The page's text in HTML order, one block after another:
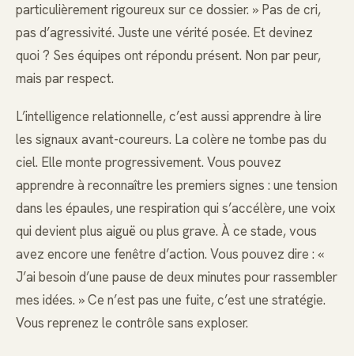
particulièrement rigoureux sur ce dossier. » Pas de cri,
pas d’agressivité. Juste une vérité posée. Et devinez
quoi ? Ses équipes ont répondu présent. Non par peur,
mais par respect.
L’intelligence relationnelle, c’est aussi apprendre à lire
les signaux avant-coureurs. La colère ne tombe pas du
ciel. Elle monte progressivement. Vous pouvez
apprendre à reconnaître les premiers signes : une tension
dans les épaules, une respiration qui s’accélère, une voix
qui devient plus aiguë ou plus grave. À ce stade, vous
avez encore une fenêtre d’action. Vous pouvez dire : «
J’ai besoin d’une pause de deux minutes pour rassembler
mes idées. » Ce n’est pas une fuite, c’est une stratégie.
Vous reprenez le contrôle sans exploser.